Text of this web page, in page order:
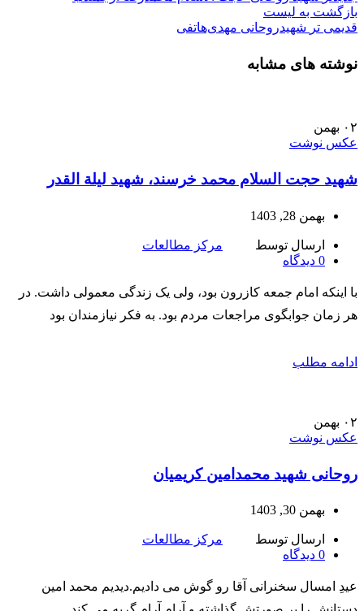
بازگشت به لیست
قدیمی تر شهیدروحانی مهدی‌هاتفی
نوشته های مشابه
۰۲ بهمن
عکس نوشت
شهید حجت السلام محمد خرسند، شهید لیلة القدر
بهمن 28, 1403
ارسال توسط
مرکز مطالعات
0 دیدگاه
با اینکه امام جمعه کازرون بود، ولی یک زندگی معمولی داشت. در
هر زمان جوابگوی مراجعات مردم بود. به فکر نیازمندان بود
ادامه مطلب
۰۲ بهمن
عکس نوشت
روحانی شهید محمدامین کریمیان
بهمن 30, 1403
ارسال توسط
مرکز مطالعات
0 دیدگاه
عیدِ امسال سخنرانی آقا رو گوش می دادیم.دیدیم محمد امین